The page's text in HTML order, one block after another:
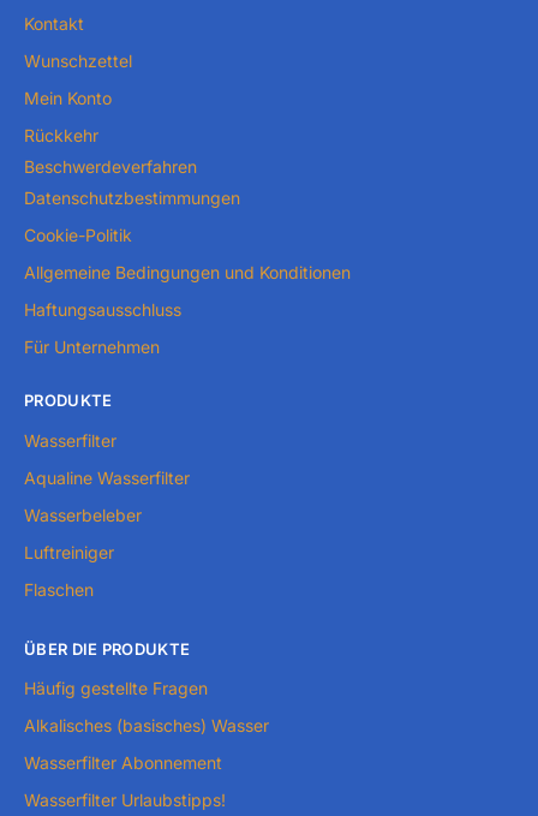
Kontakt
Wunschzettel
Mein Konto
Rückkehr
Beschwerdeverfahren
Datenschutzbestimmungen
Cookie-Politik
Allgemeine Bedingungen und Konditionen
Haftungsausschluss
Für Unternehmen
PRODUKTE
Wasserfilter
Aqualine Wasserfilter
Wasserbeleber
Luftreiniger
Flaschen
ÜBER DIE PRODUKTE
Häufig gestellte Fragen
Alkalisches (basisches) Wasser
Wasserfilter Abonnement
Wasserfilter Urlaubstipps!